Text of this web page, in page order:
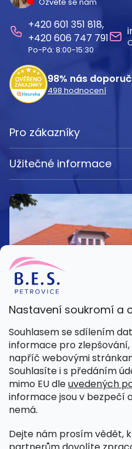
Nastavení soukromí a
Souhlasem se sdílením
informace pro
napříč webovými
Souhlasíte i s předáním
mimo EU dleuvedených
informace jsou v bezpečí
nemá.
Dejte nám prosím vědět,
Ozvěte se nám
601 351 818
606 747 791
Po-Pá: 8:00-15:30
98% nás
498 hodnocení
Pro zákazníky
Užitečné informace
Kamenná prodejna
Pondělí – Pátek 8:00 – 15:30
Petrovice 42, 262 55 Petrovice
Více informací